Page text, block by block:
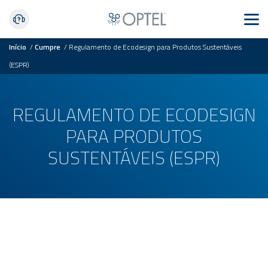
Início /Cumpre / Regulamento de Ecodesign para Produtos Sustentáveis
(ESPR)
REGULAMENTO DE ECODESIGN
PARA PRODUTOS
SUSTENTÁVEIS (ESPR)